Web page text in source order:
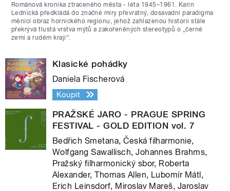
Románová kronika ztraceného města - léta 1945–1961. Karin
Lednická předkládá do značné míry převratný, dosavadní paradigma
měnící obraz hornického regionu, jehož zahlazenou historii stále
překrývá tlustá vrstva mýtů a zakořeněných stereotypů o „černé
zemi a rudém kraji“.
Klasické pohádky
Daniela Fischerová
Koupit
PRAŽSKÉ JARO - PRAGUE SPRING
FESTIVAL - GOLD EDITION vol. 7
Bedřich Smetana, Česká filharmonie,
Wolfgang Sawallisch, Johannes Brahms,
Pražský filharmonický sbor, Roberta
Alexander, Thomas Allen, Lubomír Mátl,
Erich Leinsdorf, Miroslav Mareš, Jaroslav